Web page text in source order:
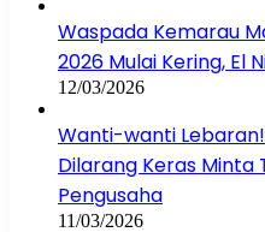
Waspada Kemarau
2026 Mulai Kering, El
12/03/2026
Wanti-wanti
Dilarang Keras Minta
Pengusaha
11/03/2026